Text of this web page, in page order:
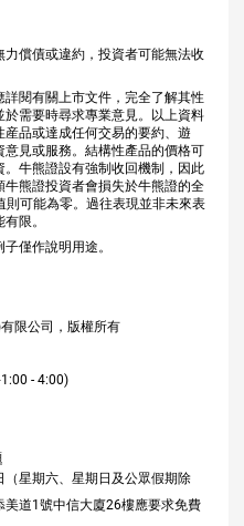
償債或違約，投資者可能無法收
閱有關上市文件，完全了解其性
需要時尋求專業意見。以上資料
品或達成任何交易的要約、遊
見或服務。結構性產品的價格可
牛熊證設有強制收回機制，因此
熊證投資者會損失於牛熊證的全
則可能為零。過往表現並非未來表
限。
僅作說明用途。
限公司，版權所有
- 4:00)
（星期六、星期日及公眾假期除
道1號中信大廈26樓應要求免費